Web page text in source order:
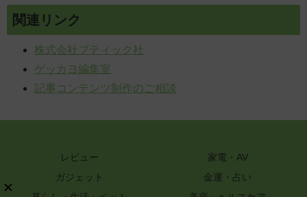
関連リンク
株式会社ブティック社
ゲッカヨ編集室
記事コンテンツ制作のご相談
レビュー
家電・AV
ガジェット
金運・占い